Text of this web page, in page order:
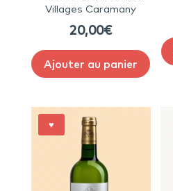
Villages Caramany
20,00€
Ajouter au panier
♥